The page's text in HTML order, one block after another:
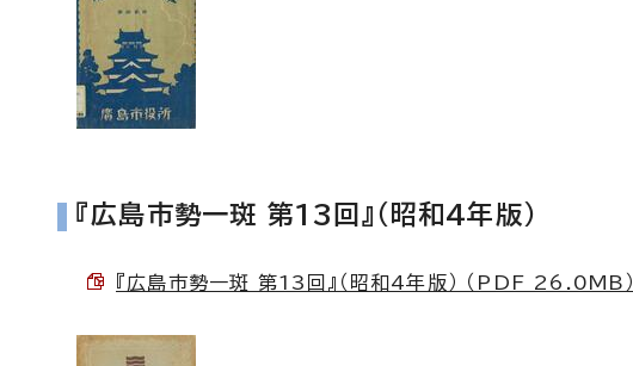
『広島市勢一斑 第13回』（昭和4年版）
『広島市勢一斑 第13回』（昭和4年版） （PDF 26.0MB）